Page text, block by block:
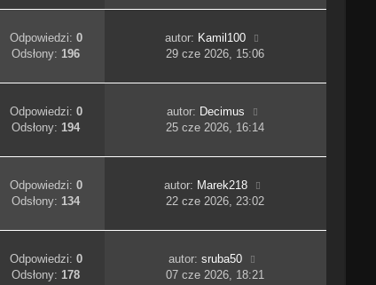
Odpowiedzi: 0
Odsłony:196
autor: Kamil100
29 cze 2026, 15:06
Odpowiedzi: 0
Odsłony:194
autor: Decimus
25 cze 2026, 16:14
Odpowiedzi: 0
Odsłony:134
autor: Marek218
22 cze 2026, 23:02
Odpowiedzi: 0
Odsłony:178
autor:sruba50
07 cze 2026, 18:21